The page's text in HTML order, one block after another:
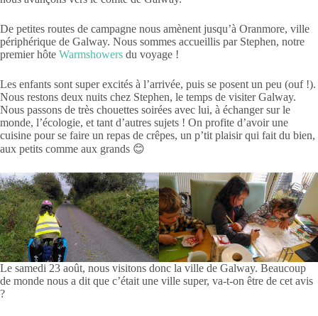
De petites routes de campagne nous amènent jusqu’à Oranmore, ville
périphérique de Galway. Nous sommes accueillis par Stephen, notre
premier hôte Warmshowers du voyage !
Les enfants sont super excités à l’arrivée, puis se posent un peu (ouf !).
Nous restons deux nuits chez Stephen, le temps de visiter Galway.
Nous passons de très chouettes soirées avec lui, à échanger sur le
monde, l’écologie, et tant d’autres sujets ! On profite d’avoir une
cuisine pour se faire un repas de crêpes, un p’tit plaisir qui fait du bien,
aux petits comme aux grands 😊
Le samedi 23 août, nous visitons donc la ville de Galway. Beaucoup
de monde nous a dit que c’était une ville super, va-t-on être de cet avis
?